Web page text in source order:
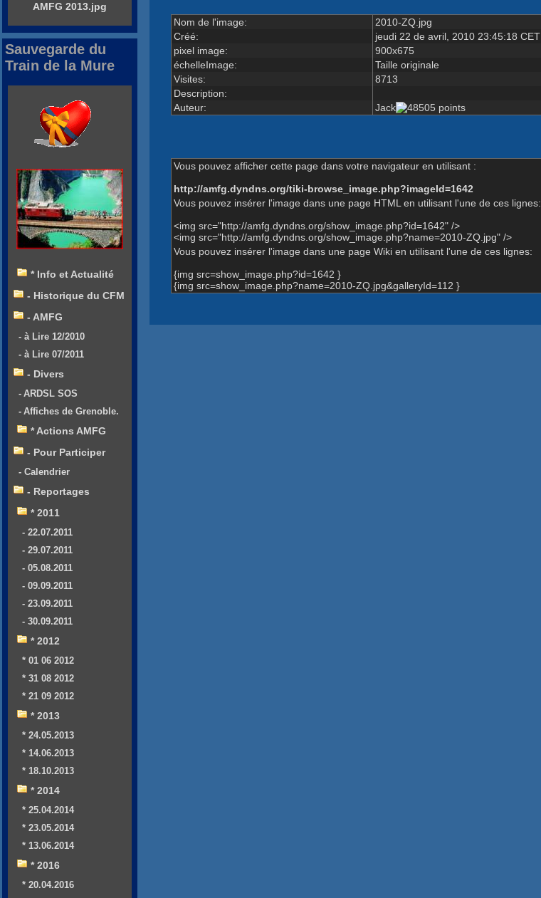
Nom de l'image:
2010-ZQ.jpg
Créé:
jeudi 22 de avril, 2010 23:45:18 CET
pixel image:
900x675
échelleImage:
Taille originale
Visites:
8713
Description:
Auteur:
Jack
Vous pouvez afficher cette page dans votre navigateur en utilisant :
http://amfg.dyndns.org/tiki-browse_image.php?imageId=1642
Vous pouvez insérer l'image dans une page HTML en utilisant l'une de ces lignes:
<img src="http://amfg.dyndns.org/show_image.php?id=1642" />
<img src="http://amfg.dyndns.org/show_image.php?name=2010-ZQ.jpg" />
Vous pouvez insérer l'image dans une page Wiki en utilisant l'une de ces lignes:
{img src=show_image.php?id=1642 }
{img src=show_image.php?name=2010-ZQ.jpg&galleryId=112 }
AMFG 2013.jpg
Sauvegarde du
Train de la Mure
* Info et Actualité
- Historique du CFM
- AMFG
- à Lire 12/2010
- à Lire 07/2011
- Divers
- ARDSL SOS
- Affiches de Grenoble.
* Actions AMFG
- Pour Participer
- Calendrier
- Reportages
* 2011
- 22.07.2011
- 29.07.2011
- 05.08.2011
- 09.09.2011
- 23.09.2011
- 30.09.2011
* 2012
* 01 06 2012
* 31 08 2012
* 21 09 2012
* 2013
* 24.05.2013
* 14.06.2013
* 18.10.2013
* 2014
* 25.04.2014
* 23.05.2014
* 13.06.2014
* 2016
* 20.04.2016